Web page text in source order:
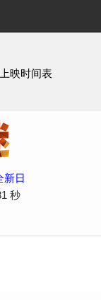
映时间表
新日
秒